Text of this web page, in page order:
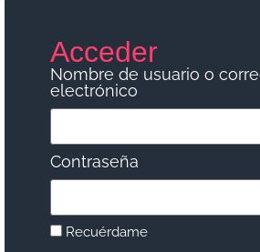
Acceder
Nombre de usuario o
electrónico
Contraseña
Recuérdame